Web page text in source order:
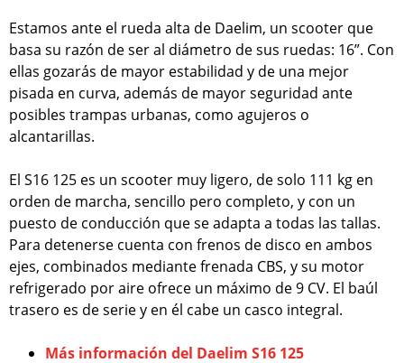
Estamos ante el rueda alta de Daelim, un scooter que
basa su razón de ser al diámetro de sus ruedas: 16”. Con
ellas gozarás de mayor estabilidad y de una mejor
pisada en curva, además de mayor seguridad ante
posibles trampas urbanas, como agujeros o
alcantarillas.
El S16 125 es un scooter muy ligero, de solo 111 kg en
orden de marcha, sencillo pero completo, y con un
puesto de conducción que se adapta a todas las tallas.
Para detenerse cuenta con frenos de disco en ambos
ejes, combinados mediante frenada CBS, y su motor
refrigerado por aire ofrece un máximo de 9 CV. El baúl
trasero es de serie y en él cabe un casco integral.
Más información del Daelim S16 125